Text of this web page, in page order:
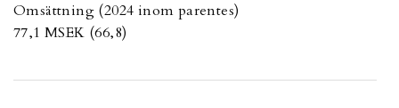
Omsättning (2024 inom parentes)
77,1 MSEK (66,8)